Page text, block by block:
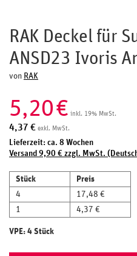
RAK Deckel für
ANSD23 Ivoris
von RAK
5,20€ inkl. 19% MwSt.
4,37 € exkl. MwSt.
Lieferzeit: ca. 8 Wochen
Versand 9,90 € zzgl. MwSt.
Stück
Preis
4
17,48 €
1
4,37 €
VPE: 4 Stück